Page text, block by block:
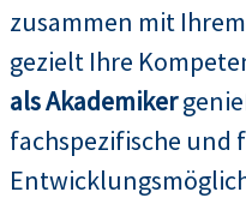
zusammen mit
gezielt Ihre
als Akademiker
fachspezifische und